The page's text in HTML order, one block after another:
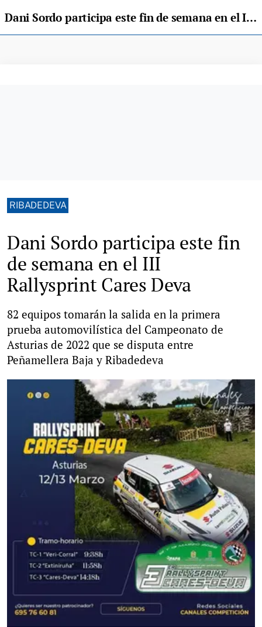
Dani Sordo participa este fin de semana en el III Rallysprint Cares Deva
RIBADEDEVA
Dani Sordo participa este fin
de semana en el III
Rallysprint Cares Deva
82 equipos tomarán la salida en la primera
prueba automovilística del Campeonato de
Asturias de 2022 que se disputa entre
Peñamellera Baja y Ribadedeva